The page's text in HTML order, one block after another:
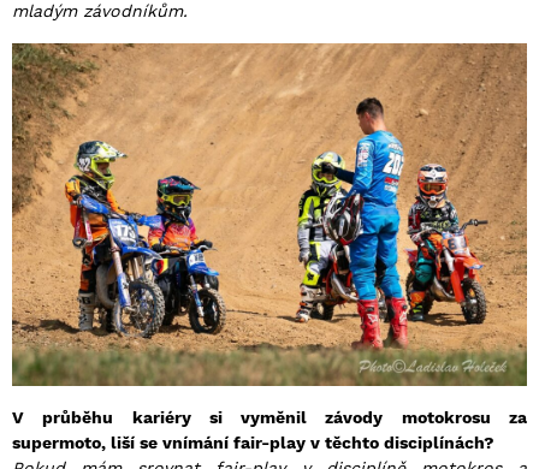
mladým závodníkům.
V průběhu kariéry si vyměnil závody motokrosu za
supermoto, liší se vnímání fair-play v těchto disciplínách?